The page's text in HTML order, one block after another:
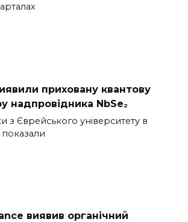
приховану квантову
надпровідника NbSe₂
з Єврейського університету в
показали
виявив органічний